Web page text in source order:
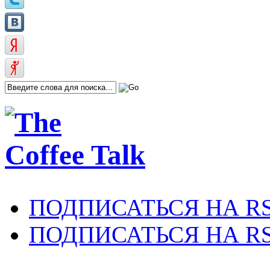
ПОДПИСАТЬСЯ НА
ПОДПИСАТЬСЯ НА